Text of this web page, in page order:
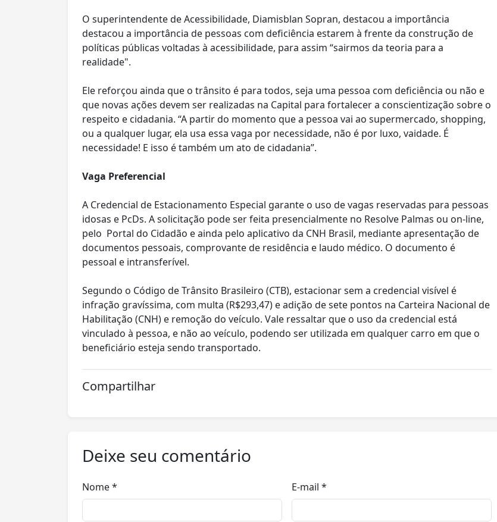
O superintendente de Acessibilidade, Diamisblan Sopran, destacou a importância
destacou a importância de pessoas com deficiência estarem à frente da construção de
políticas públicas voltadas à acessibilidade, para assim “sairmos da teoria para a
realidade".
Ele reforçou ainda que o trânsito é para todos, seja uma pessoa com deficiência ou não e
que novas ações devem ser realizadas na Capital para fortalecer a conscientização sobre o
respeito e cidadania. “A partir do momento que a pessoa vai ao supermercado, shopping,
ou a qualquer lugar, ela usa essa vaga por necessidade, não é por luxo, vaidade. É
necessidade! E isso é também um ato de cidadania”.
Vaga Preferencial
A Credencial de Estacionamento Especial garante o uso de vagas reservadas para pessoas
idosas e PcDs. A solicitação pode ser feita presencialmente no Resolve Palmas ou on-line,
pelo Portal do Cidadão e ainda pelo aplicativo da CNH Brasil, mediante apresentação de
documentos pessoais, comprovante de residência e laudo médico. O documento é
pessoal e intransferível.
Segundo o Código de Trânsito Brasileiro (CTB), estacionar sem a credencial visível é
infração gravíssima, com multa (R$293,47) e adição de sete pontos na Carteira Nacional de
Habilitação (CNH) e remoção do veículo. Vale ressaltar que o uso da credencial está
vinculado à pessoa, e não ao veículo, podendo ser utilizada em qualquer carro em que o
beneficiário esteja sendo transportado.
Compartilhar
Deixe seu comentário
Nome * E-mail *